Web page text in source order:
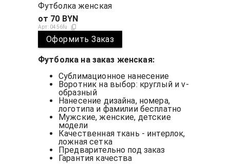
Футболка женская
от 70 BYN
Арт: 0456fu
Оформить Заказ
Футболка на заказ женская:
Сублимационное нанесение
Воротник на выбор: круглый и v-
образный
Нанесение дизайна, номера,
логотипа и фамилии бесплатно
Мужские, женские, детские
модели
Качественная ткань - интерлок,
ложная сетка
Предварительно под заказ
Гарантия качества